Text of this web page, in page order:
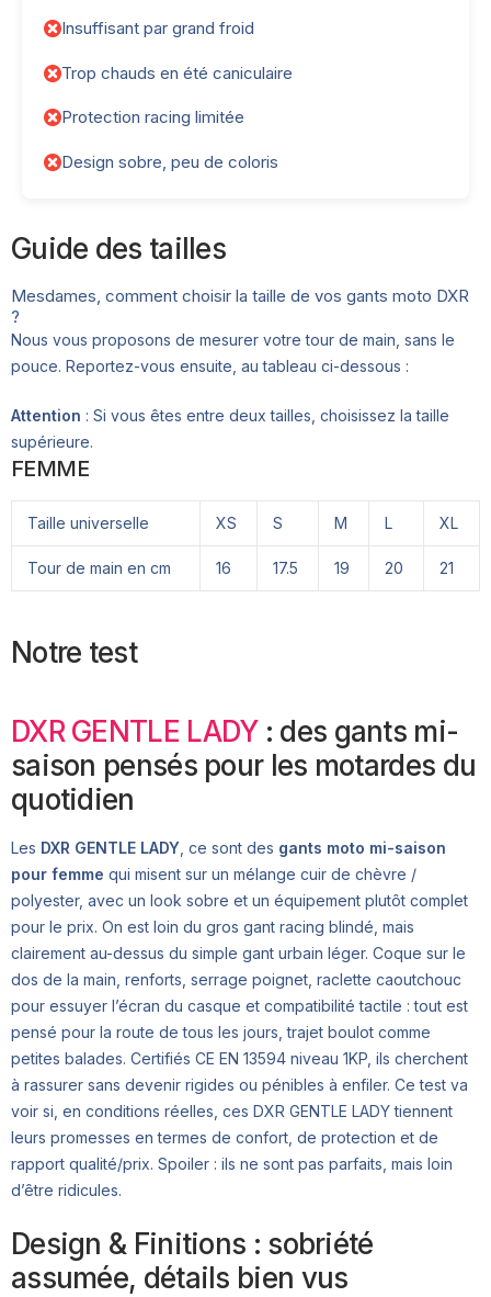
Insuffisant par grand froid
Trop chauds en été caniculaire
Protection racing limitée
Design sobre, peu de coloris
Guide des tailles
Mesdames, comment choisir la taille de vos gants moto DXR
?
Nous vous proposons de mesurer votre tour de main, sans le
pouce. Reportez-vous ensuite, au tableau ci-dessous :
Attention : Si vous êtes entre deux tailles, choisissez la taille
supérieure.
FEMME
Taille universelle XS S M L XL
Tour de main en cm 16 17.5 19 20 21
Notre test
DXR GENTLE LADY: des gants mi-
saison pensés pour les motardes du
quotidien
Les DXR GENTLE LADY, ce sont des gants moto mi-saison
pour femme qui misent sur un mélange cuir de chèvre /
polyester, avec un look sobre et un équipement plutôt complet
pour le prix. On est loin du gros gant racing blindé, mais
clairement au-dessus du simple gant urbain léger. Coque sur le
dos de la main, renforts, serrage poignet, raclette caoutchouc
pour essuyer l’écran du casque et compatibilité tactile : tout est
pensé pour la route de tous les jours, trajet boulot comme
petites balades. Certifiés CE EN 13594 niveau 1KP, ils cherchent
à rassurer sans devenir rigides ou pénibles à enfiler. Ce test va
voir si, en conditions réelles, ces DXR GENTLE LADY tiennent
leurs promesses en termes de confort, de protection et de
rapport qualité/prix. Spoiler : ils ne sont pas parfaits, mais loin
d’être ridicules.
Design & Finitions : sobriété
assumée, détails bien vus